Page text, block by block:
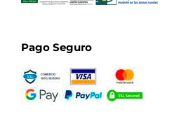
Pago Seguro